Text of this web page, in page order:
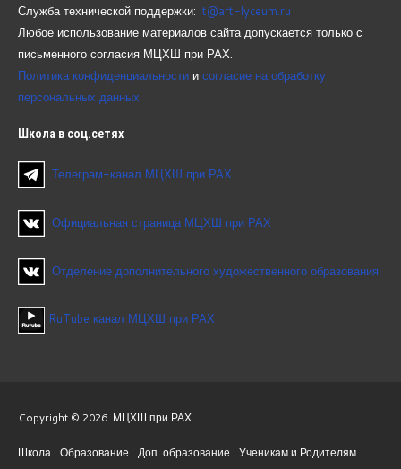
Служба технической поддержки: it@art-lyceum.ru
Любое использование материалов сайта допускается только с
письменного согласия МЦХШ при РАХ.
Политика конфиденциальности и согласие на обработку
персональных данных
Школа в соц.сетях
Телеграм-канал МЦХШ при РАХ
Официальная страница МЦХШ при РАХ
Отделение дополнительного художественного образования
RuTube канал МЦХШ при РАХ
Copyright © 2026. МЦХШ при РАХ.
Школа Образование Доп. образование
Ученикам и Родителям